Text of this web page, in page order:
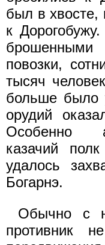
был в хвосте,
к
брошенными
повозки,
тысяч
больше было
орудий
Особенно
казачий
удалось
Богарнэ.
Обычно с
противник